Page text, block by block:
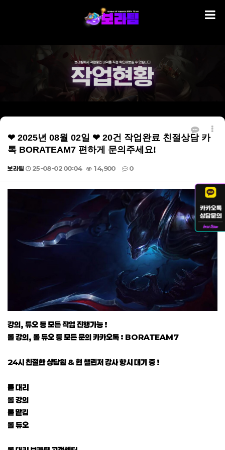
❤ 2025년 08월 02일 ❤ 20건 작업완료 친절상담 카
톡 BORATEAM7 편하게 문의주세요!
보라팀 25-08-02 00:04 14,900 0
강의, 듀오 등 모든 작업 진행가능 !
롤 강의, 롤 듀오 등 모든 문의 카카오톡 : BORATEAM7
24시 친절한 상담원 & 현 챌린저 강사 항시 대기 중 !
롤 대리
롤 강의
롤 맡김
롤 듀오